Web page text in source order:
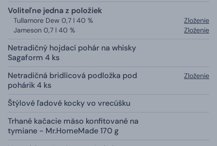
Voliteľne jedna z položiek
Tullamore Dew 0,7 l 40 %
Zloženie
Jameson 0,7 l 40 %
Zloženie
Netradičný hojdací pohár na whisky
Sagaform 4 ks
Netradičná bridlicová podložka pod
pohárik 4 ks
Zloženie
Štýlové ľadové kocky vo vrecúšku
Trhané kačacie mäso konfitované na
tymiane - Mr.HomeMade 170 g